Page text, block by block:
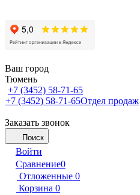
Ваш город
Тюмень
+7 (3452) 58-71-65
+7 (3452) 58-71-65Отдел продаж
Заказать звонок
Поиск
Войти
Сравнение0
Отложенные 0
Корзина 0